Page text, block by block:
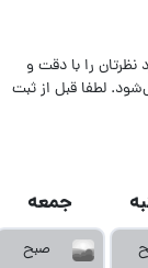
را با دقت و
لطفا قبل از ثبت
جمعه
صبح